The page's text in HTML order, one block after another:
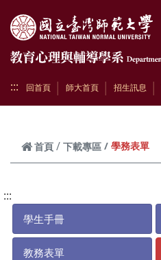
::: 回首頁 師大首頁 招生訊息
首頁 下載專區 學務表單
:::
學生手冊
教務表單